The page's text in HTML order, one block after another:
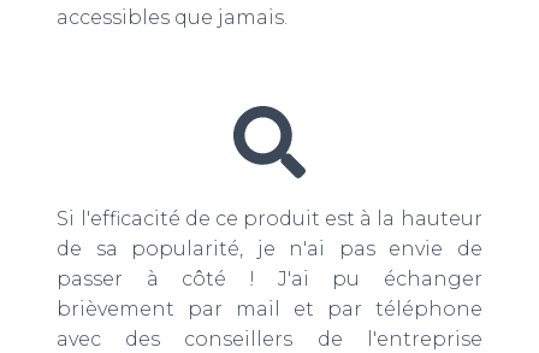
accessibles que jamais.
Si l'efficacité de ce produit est à la hauteur
de sa popularité, je n'ai pas envie de
passer à côté ! J'ai pu échanger
brièvement par mail et par téléphone
avec des conseillers de l'entreprise